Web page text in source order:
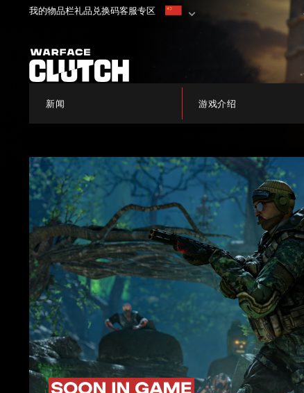
我的物品栏礼品兑换码客服专区
新闻 游戏介绍